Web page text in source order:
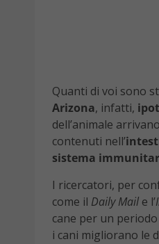
Quanti di voi sono
Arizona, infatti,
dell’animale
contenuti nell’
sistema
I ricercatori, per
come il Daily Mail e l’
cane per un
i cani migliorano le